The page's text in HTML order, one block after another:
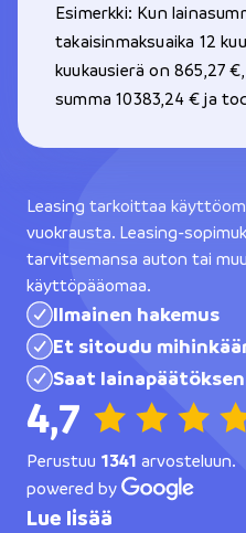
Esimerkki: Kun
takaisinmaksuaika 12
kuukausierä on 865,27
summa 10383,24 € ja
Leasing tarkoittaa
vuokrausta. Leasing-
tarvitsemansa auton tai
käyttöpääomaa.
Ilmainen hakemus
Et sitoudu
Saat
4,7
Perustuu 1341 arvosteluun.
powered by
Lue lisää